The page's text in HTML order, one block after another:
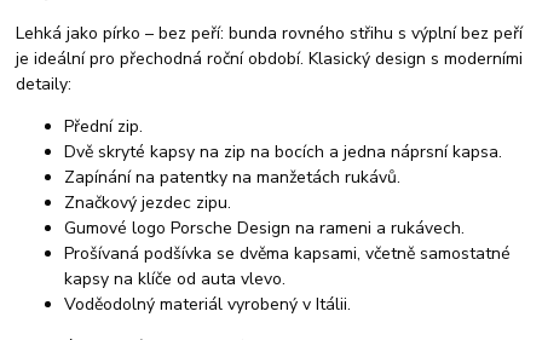
Lehká jako pírko – bez peří: bunda rovného střihu s výplní bez peří
je ideální pro přechodná roční období. Klasický design s moderními
detaily:
Přední zip.
Dvě skryté kapsy na zip na bocích a jedna náprsní kapsa.
Zapínání na patentky na manžetách rukávů.
Značkový jezdec zipu.
Gumové logo Porsche Design na rameni a rukávech.
Prošívaná podšívka se dvěma kapsami, včetně samostatné
kapsy na klíče od auta vlevo.
Voděodolný materiál vyrobený v Itálii.